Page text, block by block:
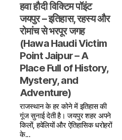
हवा हौदी विक्टिम पॉइंट
जयपुर – इतिहास, रहस्य और
रोमांच से भरपूर जगह
(Hawa Haudi Victim
Point Jaipur – A
Place Full of History,
Mystery, and
Adventure)
राजस्थान के हर कोने में इतिहास की
गूंज सुनाई देती है। जयपुर शहर अपने
किलों, हवेलियों और ऐतिहासिक धरोहरों
के...